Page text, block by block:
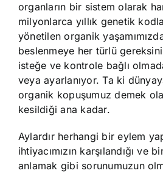
organların bir sistem olarak
milyonlarca yıllık genetik
yönetilen organik
beslenmeye her türlü
isteğe ve kontrole bağlı
veya ayarlanıyor. Ta ki
organik kopuşumuz demek
kesildiği ana kadar.
Aylardır herhangi bir eylem
ihtiyacımızın karşılandığı ve
anlamak gibi sorunumuzun